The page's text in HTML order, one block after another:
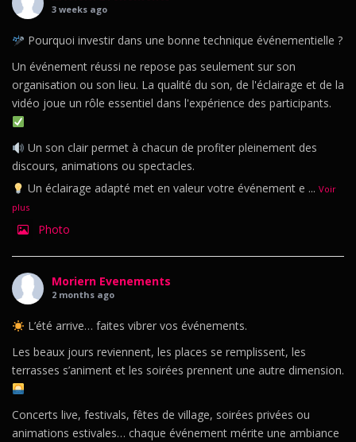
3 weeks ago
Pourquoi investir dans une bonne technique événementielle ?
Un événement réussi ne repose pas seulement sur son
organisation ou son lieu. La qualité du son, de l'éclairage et de la
vidéo joue un rôle essentiel dans l'expérience des participants.
Un son clair permet à chacun de profiter pleinement des
discours, animations ou spectacles.
Un éclairage adapté met en valeur votre événement e ... Voir
plus
Photo
Moriern Evenements
2 months ago
L’été arrive… faites vibrer vos événements.
Les beaux jours reviennent, les places se remplissent, les
terrasses s’animent et les soirées prennent une autre dimension.
Concerts live, festivals, fêtes de village, soirées privées ou
animations estivales… chaque événement mérite une ambiance